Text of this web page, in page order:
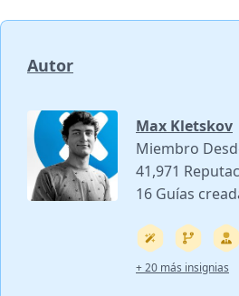
Autor
Max Kletskov
Miembro
41,971
16 Guías
+ 20 más insignias